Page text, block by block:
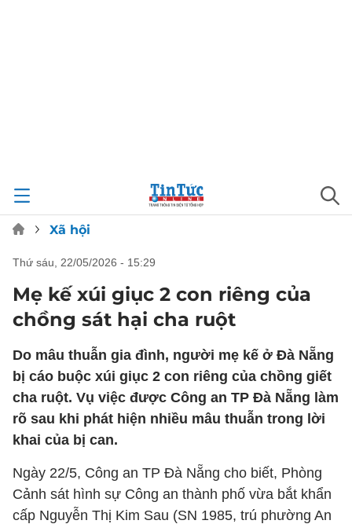
Xã hội
thứ sáu, 22/05/2026 - 15:29
Mẹ kế xúi giục 2 con riêng của
chồng sát hại cha ruột
Do mâu thuẫn gia đình, người mẹ kế ở Đà Nẵng
bị cáo buộc xúi giục 2 con riêng của chồng giết
cha ruột. Vụ việc được Công an TP Đà Nẵng làm
rõ sau khi phát hiện nhiều mâu thuẫn trong lời
khai của bị can.
Ngày 22/5, Công an TP Đà Nẵng cho biết, Phòng
Cảnh sát hình sự Công an thành phố vừa bắt khẩn
cấp Nguyễn Thị Kim Sau (SN 1985, trú phường An